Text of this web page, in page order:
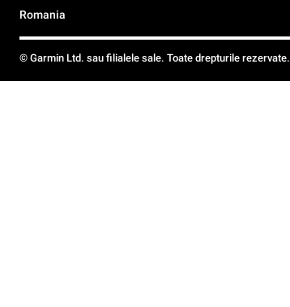
Romania
© Garmin Ltd. sau filialele sale. Toate drepturile rezervate.